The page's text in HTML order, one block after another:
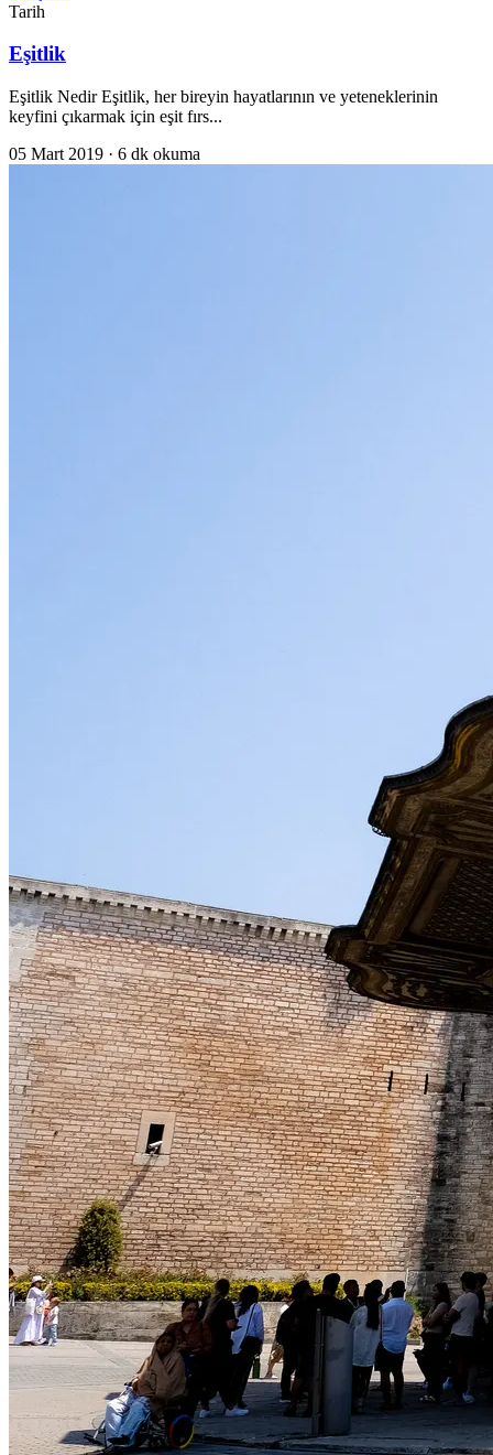
Tarih
Eşitlik
Eşitlik Nedir Eşitlik, her bireyin hayatlarının ve yeteneklerinin
keyfini çıkarmak için eşit fırs...
05 Mart 2019 · 6 dk okuma